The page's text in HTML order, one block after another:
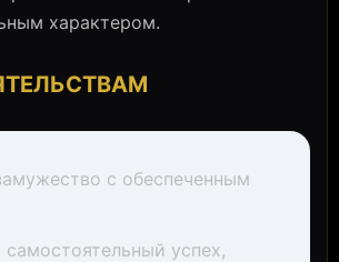
характером.
с обеспеченным
самостоятельный успех,